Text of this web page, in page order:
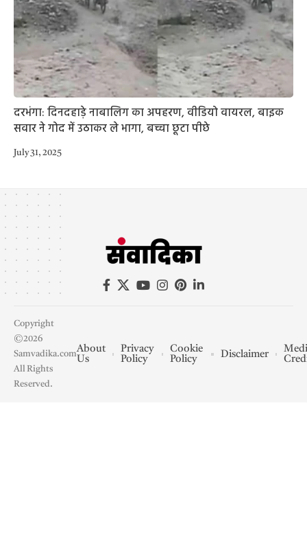
दरभंगा: दिनदहाड़े नाबालिग का अपहरण, वीडियो वायरल, बाइक
सवार ने गोद में उठाकर ले भागा, बच्चा छूटा पीछे
July 31, 2025
Copyright
©2026
Samvadika.com
All Rights
Reserved.
About
Us
Privacy
Policy
Cookie
Policy
Disclaimer